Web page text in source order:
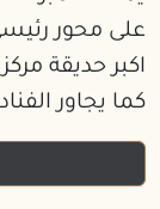
على محور
اكبر حديقة
كما يجاور